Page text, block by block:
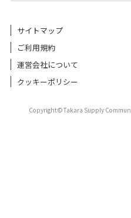
サイトマップ
ご利用規約
運営会社について
クッキーポリシー
Copyright©Takara Supply